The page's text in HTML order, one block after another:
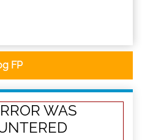
FP
WAS